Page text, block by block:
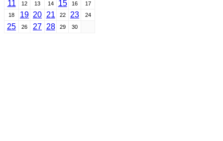
11 12 13 14 15 16
17
18
19 20 21 22 23 24
25 26 27 28 29 30